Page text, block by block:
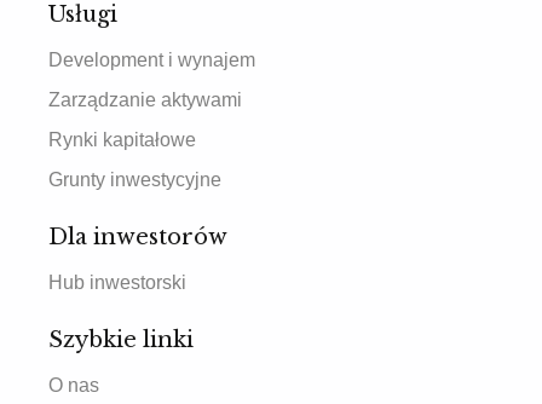
Usługi
Development i wynajem
Zarządzanie aktywami
Rynki kapitałowe
Grunty inwestycyjne
Dla inwestorów
Hub inwestorski
Szybkie linki
O nas